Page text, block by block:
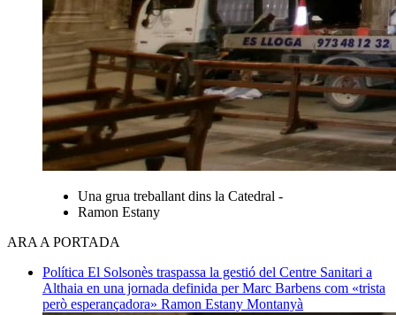
Una grua treballant dins la Catedral -
Ramon Estany
ARA A PORTADA
Política El Solsonès traspassa la gestió del Centre Sanitari a
Althaia en una jornada definida per Marc Barbens com «trista
però esperançadora» Ramon Estany Montanyà